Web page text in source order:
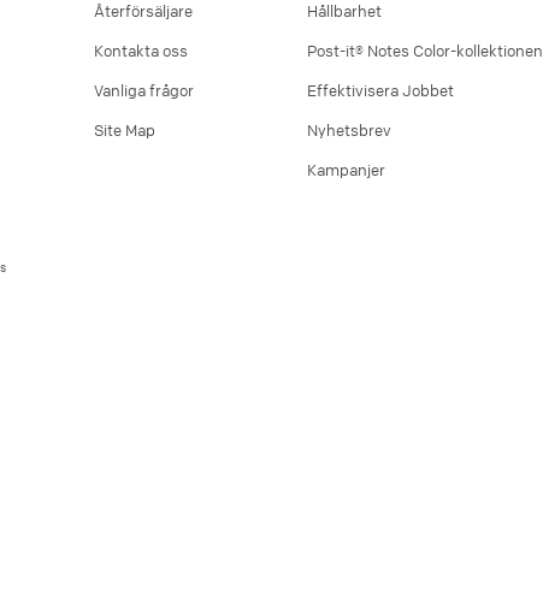
Återförsäljare
Kontakta oss
Vanliga frågor
Site Map
Hållbarhet
Post-it® Notes Color-kollektionen
Effektivisera Jobbet
Nyhetsbrev
Kampanjer